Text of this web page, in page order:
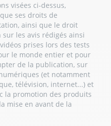
visées ci-dessus,
ses droits de
ainsi que le droit
les avis rédigés ainsi
prises lors des tests
le monde entier et pour
de la publication, sur
(et notamment
télévision, internet...) et
la promotion des produits
mise en avant de la